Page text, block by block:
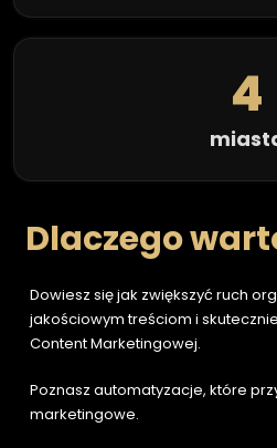
4
Dlaczego
Dowiesz się jak zwiększyć ruch
jakościowym treściom i
Content Marketingowej.
Poznasz automatyzacje, które
marketingowe.